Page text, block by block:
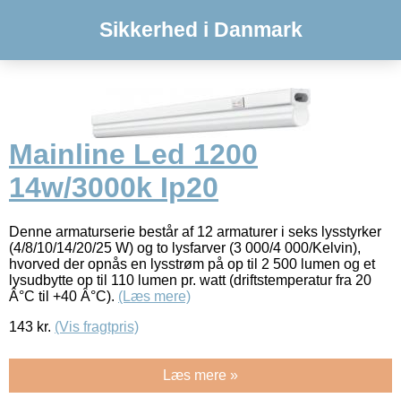
Sikkerhed i Danmark
Mainline Led 1200
14w/3000k Ip20
Denne armaturserie består af 12 armaturer i seks lysstyrker
(4/8/10/14/20/25 W) og to lysfarver (3 000/4 000/Kelvin),
hvorved der opnås en lysstrøm på op til 2 500 lumen og et
lysudbytte op til 110 lumen pr. watt (driftstemperatur fra 20
Â°C til +40 Â°C). (Læs mere)
143 kr. (Vis fragtpris)
Læs mere »